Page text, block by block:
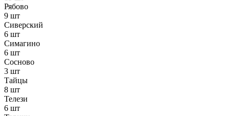
Рябово
9 шт
Сиверский
6 шт
Симагино
6 шт
Сосново
3 шт
Тайцы
8 шт
Телези
6 шт